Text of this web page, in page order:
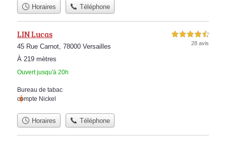
Horaires Téléphone
LIN Lucas
45 Rue Carnot, 78000 Versailles
À 219 mètres
Ouvert jusqu'à 20h
4,5 étoiles sur 5
28 avis
Bureau de tabac
compte Nickel
Horaires Téléphone